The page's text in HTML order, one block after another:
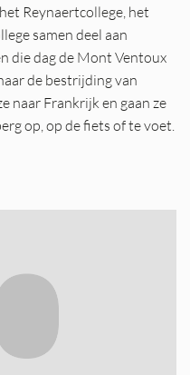
Reynaertcollege, het
samen deel aan
die dag de Mont Ventoux
de bestrijding van
naar Frankrijk en gaan ze
op, op de fiets of te voet.